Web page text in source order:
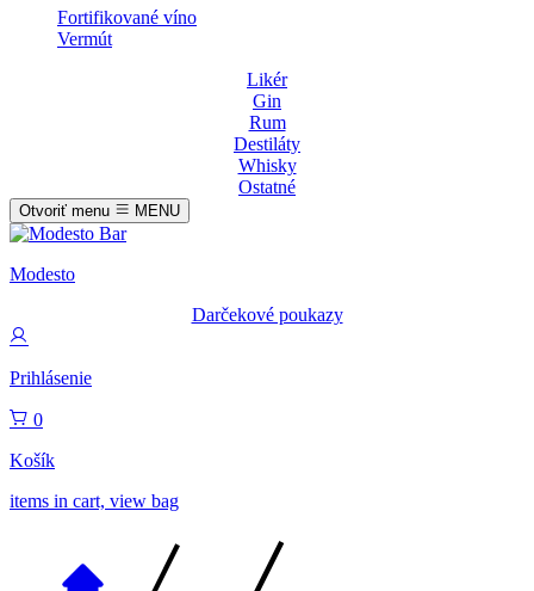
Fortifikované víno
Vermút
Likér
Gin
Rum
Destiláty
Whisky
Ostatné
Otvoriť menu MENU
Modesto
Darčekové poukazy
Prihlásenie
0
Košík
items in cart, view bag